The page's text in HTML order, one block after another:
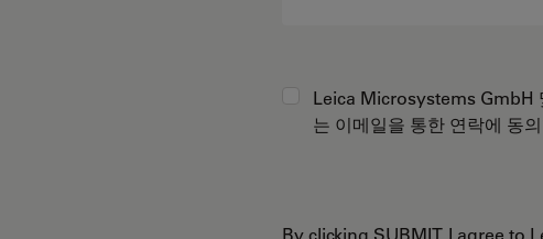
Leica Microsystems GmbH
는 이메일을 통한 연락에 동
By clicking SUBMIT, I agree to